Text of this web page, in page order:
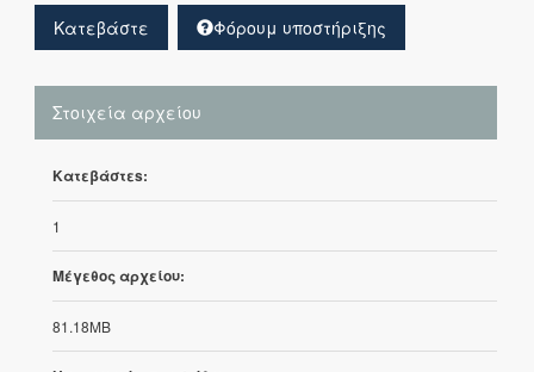
Κατεβάστε Φόρουμ υποστήριξης
Στοιχεία αρχείου
Κατεβάστεs:
1
Μέγεθος αρχείου:
81.18MB